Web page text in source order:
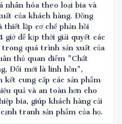
nhân hóa theo loại bia và
của khách hàng. Đồng
lập cơ chế phản hồi
giờ để kịp thời giải quyết các
trong quá trình sản xuất của
thủ quan điểm "Chất
Đổi mới là linh hồn",
cung cấp các sản phẩm
quả và an toàn hơn cho
bia, giúp khách hàng cải
tranh sản phẩm của họ.